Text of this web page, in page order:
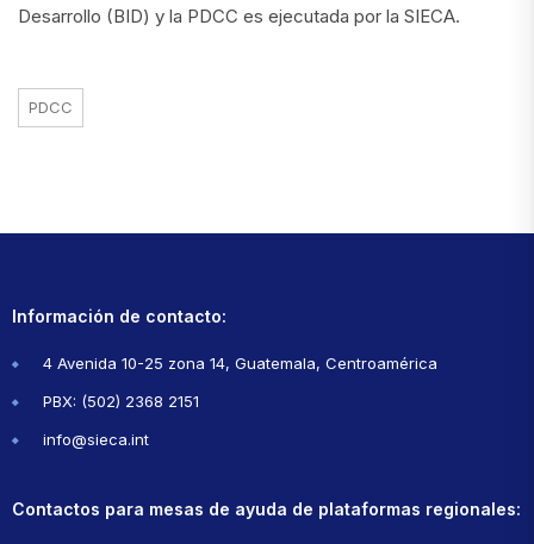
Desarrollo (BID) y la PDCC es ejecutada por la SIECA.
PDCC
Información de contacto:
4 Avenida 10-25 zona 14, Guatemala, Centroamérica
PBX: (502) 2368 2151
info@sieca.int
Contactos para mesas de ayuda de plataformas regionales: